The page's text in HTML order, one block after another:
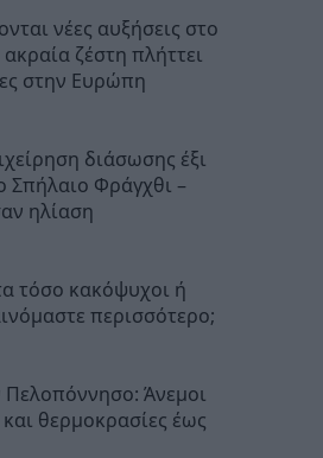
νέες αυξήσεις στο
ζέστη πλήττει
στην Ευρώπη
διάσωσης έξι
Σπήλαιο Φράγχθι –
ηλίαση
τόσο κακόψυχοι ή
περισσότερο;
Πελοπόννησο: Άνεμοι
θερμοκρασίες έως